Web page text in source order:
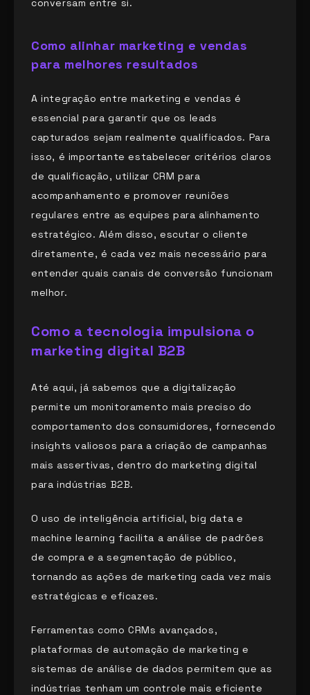
conversam entre si.
Como alinhar marketing e vendas
para melhores resultados
A integração entre marketing e vendas é
essencial para garantir que os leads
capturados sejam realmente qualificados. Para
isso, é importante estabelecer critérios claros
de qualificação, utilizar CRM para
acompanhamento e promover reuniões
regulares entre as equipes para alinhamento
estratégico. Além disso, escutar o cliente
diretamente, é cada vez mais necessário para
entender quais canais de conversão funcionam
melhor.
Como a tecnologia impulsiona o
marketing digital B2B
Até aqui, já sabemos que a digitalização
permite um monitoramento mais preciso do
comportamento dos consumidores, fornecendo
insights valiosos para a criação de campanhas
mais assertivas, dentro do marketing digital
para indústrias B2B.
O uso de inteligência artificial, big data e
machine learning facilita a análise de padrões
de compra e a segmentação de público,
tornando as ações de marketing cada vez mais
estratégicas e eficazes.
Ferramentas como CRMs avançados,
plataformas de automação de marketing e
sistemas de análise de dados permitem que as
indústrias tenham um controle mais eficiente